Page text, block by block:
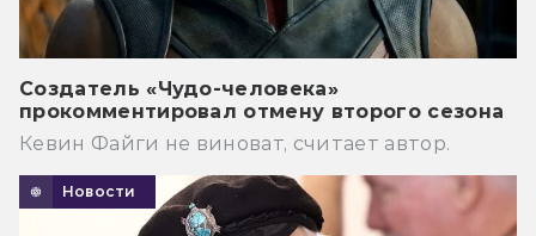
Создатель «Чудо-человека»
прокомментировал отмену второго сезона
Кевин Файги не виноват, считает автор.
Новости